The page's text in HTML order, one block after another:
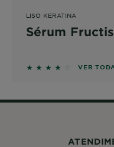
LISO KERATINA
Sérum
3.8333 out of 5
VER